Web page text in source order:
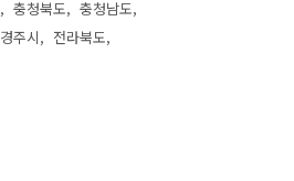
충청북도
충청남도
경주시
전라북도